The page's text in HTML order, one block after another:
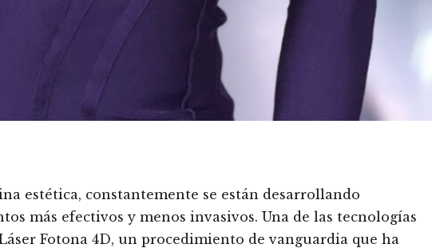
estética, constantemente se están desarrollando
más efectivos y menos invasivos. Una de las tecnologías
Fotona 4D, un procedimiento de vanguardia que ha